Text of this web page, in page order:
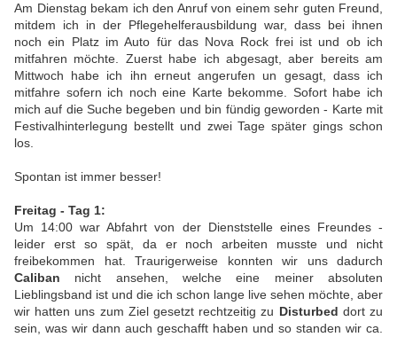
Am Dienstag bekam ich den Anruf von einem sehr guten Freund,
mitdem ich in der Pflegehelferausbildung war, dass bei ihnen
noch ein Platz im Auto für das Nova Rock frei ist und ob ich
mitfahren möchte. Zuerst habe ich abgesagt, aber bereits am
Mittwoch habe ich ihn erneut angerufen un gesagt, dass ich
mitfahre sofern ich noch eine Karte bekomme. Sofort habe ich
mich auf die Suche begeben und bin fündig geworden - Karte mit
Festivalhinterlegung bestellt und zwei Tage später gings schon
los.
Spontan ist immer besser!
Freitag - Tag 1:
Um 14:00 war Abfahrt von der Dienststelle eines Freundes -
leider erst so spät, da er noch arbeiten musste und nicht
freibekommen hat. Traurigerweise konnten wir uns dadurch
Caliban nicht ansehen, welche eine meiner absoluten
Lieblingsband ist und die ich schon lange live sehen möchte, aber
wir hatten uns zum Ziel gesetzt rechtzeitig zu Disturbed dort zu
sein, was wir dann auch geschafft haben und so standen wir ca.